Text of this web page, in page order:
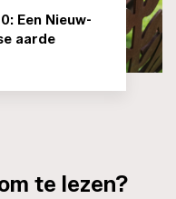
Een Nieuw-
aarde
te lezen?